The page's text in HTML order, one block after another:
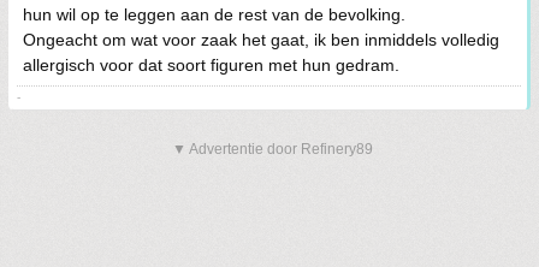
hun wil op te leggen aan de rest van de bevolking.
Ongeacht om wat voor zaak het gaat, ik ben inmiddels volledig
allergisch voor dat soort figuren met hun gedram.
-
▼ Advertentie door Refinery89